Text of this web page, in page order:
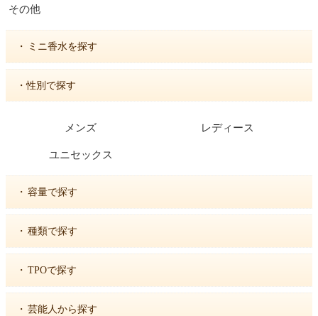
その他
・ ミニ香水を探す
・性別で探す
メンズ レディース
ユニセックス
・ 容量で探す
・ 種類で探す
・ TPOで探す
・ 芸能人から探す